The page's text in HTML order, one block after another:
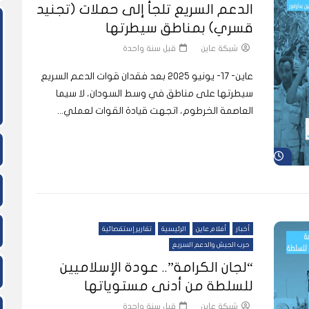
العربية.. كيف دفعت الحرب
إلى ذروتها؟
شاهد لاحقاً
تضع ملايين السودانيين
النار والجوع
الصحة النفسية للملايين
الدعم السريع تلجأ إلى حملات (تجنيد
قسري) بمناطق سيطرتها
شبكة عاين قبل سنة واحدة
عاين- 17- يونيو 2025 بعد فقدان قوات الدعم السريع
سيطرتها على مناطق في وسط السودان، لا سيما
العاصمة الخرطوم، اتجهت قيادة القوات لعملي...
أخبار أفلام عاين الرئيسية تقارير إستقصائية
حرب الجيش والدعم السريع
“لجان الكرامة”.. عودة الإسلاميين
للسلطة من أدنى مستوياتها
شبكة عاين قبل سنة واحدة